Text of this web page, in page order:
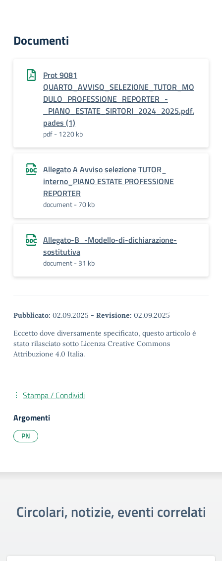
Documenti
Prot 9081
QUARTO_AVVISO_SELEZIONE_TUTOR_MO
DULO_PROFESSIONE_REPORTER_-
_PIANO_ESTATE_SIRTORI_2024_2025.pdf.
pades (1)
pdf - 1220 kb
Allegato A Avviso selezione TUTOR_
interno_PIANO ESTATE PROFESSIONE
REPORTER
document - 70 kb
Allegato-B_-Modello-di-dichiarazione-
sostitutiva
document - 31 kb
Pubblicato: 02.09.2025 - Revisione: 02.09.2025
Eccetto dove diversamente specificato, questo articolo è
stato rilasciato sotto Licenza Creative Commons
Attribuzione 4.0 Italia.
Stampa / Condividi
Argomenti
PN
Circolari, notizie, eventi correlati